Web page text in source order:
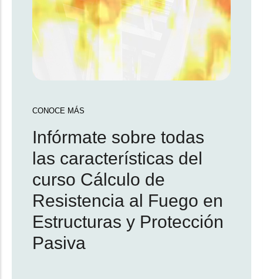
CONOCE MÁS
Infórmate sobre todas
las características del
curso Cálculo de
Resistencia al Fuego en
Estructuras y Protección
Pasiva